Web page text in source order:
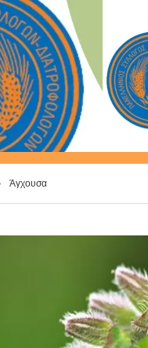
Άγχουσα